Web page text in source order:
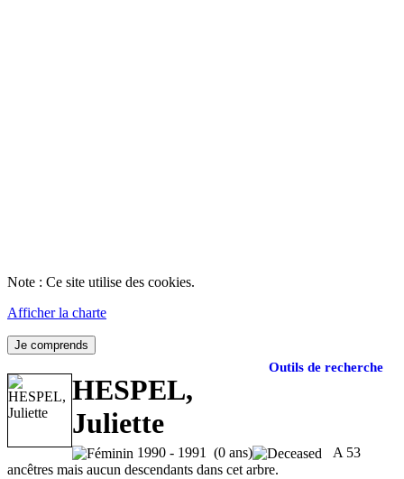
Note : Ce site utilise des cookies.
Afficher la charte
Je comprends
Outils de recherche
HESPEL,
Juliette
1990 - 1991 (0 ans)
A 53
ancêtres mais aucun descendants dans cet arbre.